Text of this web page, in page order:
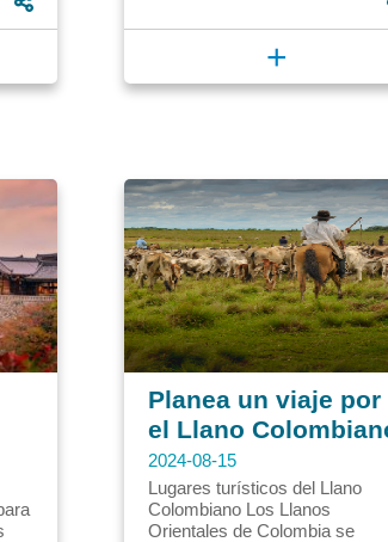
Bélgica,...
+
Planea un viaje por
el Llano
2024-08-15
Lugares turísticos del Llano
Colombiano Los Llanos
Orientales de Colombia se